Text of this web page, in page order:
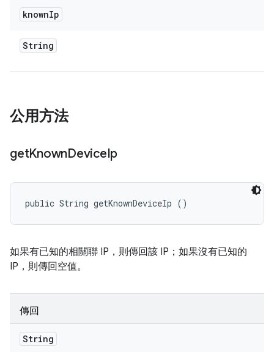
knownIp
String
公用方法
getKnownDeviceIp
public String getKnownDeviceIp ()
如果有已知的相關聯 IP，則傳回該 IP；如果沒有已知的
IP，則傳回空值。
傳回
String